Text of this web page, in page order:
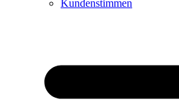
Kundenstimmen